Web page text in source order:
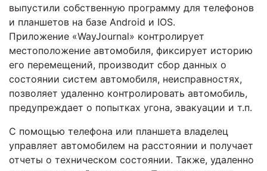
выпустили собственную программу для телефонов
и планшетов на базе Android и IOS.
Приложение «WayJournal» контролирует
местоположение автомобиля, фиксирует историю
его перемещений, производит сбор данных о
состоянии систем автомобиля, неисправностях,
позволяет удаленно контролировать автомобиль,
предупреждает о попытках угона, эвакуации и т.п.
С помощью телефона или планшета владелец
управляет автомобилем на расстоянии и получает
отчеты о техническом состоянии. Также, удаленно